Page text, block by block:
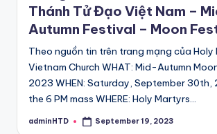
Thánh Tử Đạo Việt Nam –
Autumn Festival – Moon
Theo nguồn tin trên trang mạng của
Vietnam Church WHAT: Mid-Autumn
2023 WHEN: Saturday, September
the 6 PM mass WHERE: Holy Martyrs…
Posted
adminHTD September 19, 2023